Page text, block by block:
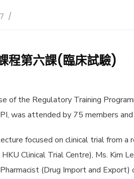
程第六課(臨床試驗)
of the Regulatory Training
was attended by 75 members and
focused on clinical trial from a
Clinical Trial Centre), Ms. Kim
(Drug Import and